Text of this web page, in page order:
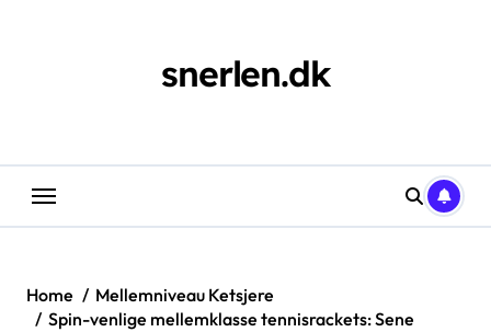
snerlen.dk
Home
Mellemniveau Ketsjere
Spin-venlige mellemklasse tennisrackets: Sene